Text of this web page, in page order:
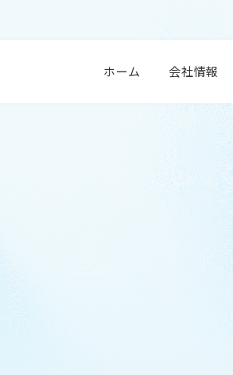
ディカル株式会社ホーム 会社情報